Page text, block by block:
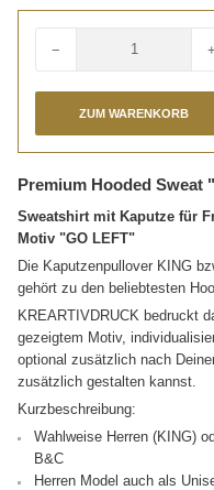
−
+
Premium Hooded Sweat
Sweatshirt mit Kaputze für
Motiv "GO LEFT"
Die Kaputzenpullover KING
gehört zu den beliebtesten
KREARTIVDRUCK bedruckt
gezeigtem Motiv,
optional zusätzlich nach
zusätzlich gestalten kannst.
Kurzbeschreibung:
Wahlweise Herren (KING)
B&C
Herren Model auch als